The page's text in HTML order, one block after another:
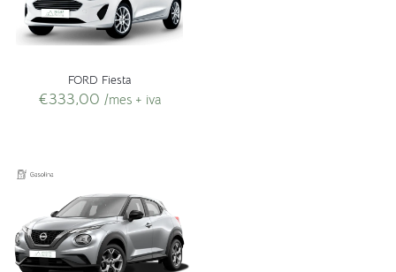
FORD Fiesta
€333,00 /mes + iva